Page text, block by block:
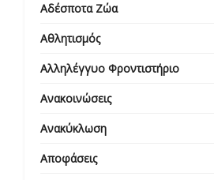
Αδέσποτα Ζώα
Αθλητισμός
Αλληλέγγυο Φροντιστήριο
Ανακοινώσεις
Ανακύκλωση
Αποφάσεις